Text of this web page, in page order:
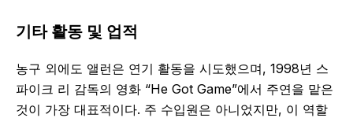
기타 활동 및 업적
농구 외에도 앨런은 연기 활동을 시도했으며, 1998년 스
파이크 리 감독의 영화 “He Got Game”에서 주연을 맡은
것이 가장 대표적이다. 주 수입원은 아니었지만, 이 역할